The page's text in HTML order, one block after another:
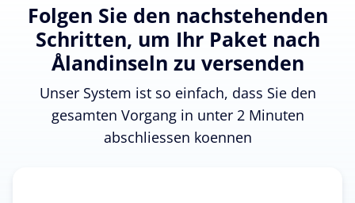
Folgen Sie den nachstehenden
Schritten, um Ihr Paket nach
Ålandinseln zu versenden
Unser System ist so einfach, dass Sie den
gesamten Vorgang in unter 2 Minuten
abschliessen koennen